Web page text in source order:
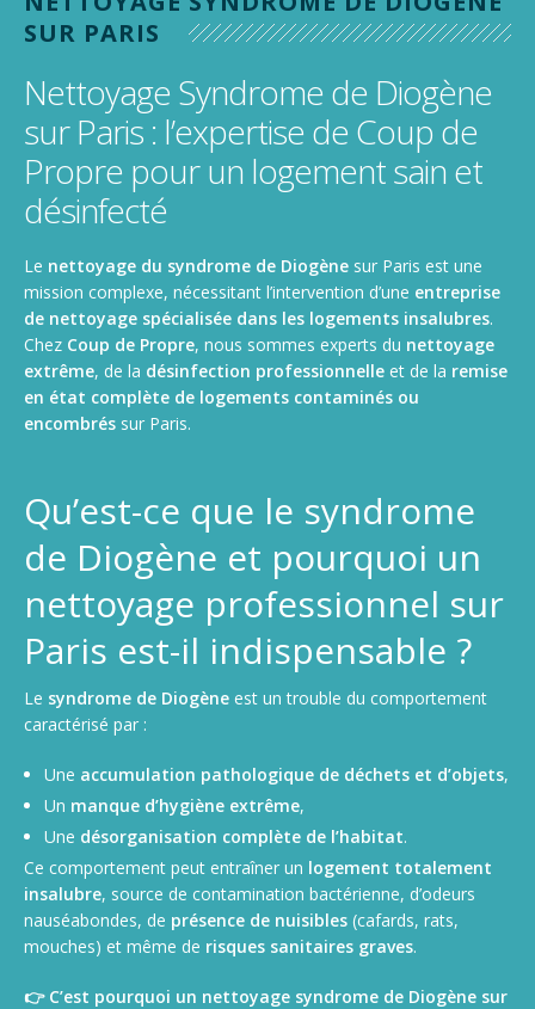
Nettoyage de camions, poids lourds et utilitaires
Nettoyage de gymnase, salle de sport, stade
SUR PARIS
Nettoyage Syndrome de Diogène
sur Paris : l’expertise de Coup de
Propre pour un logement sain et
désinfecté
Le nettoyage du syndrome de Diogène sur Paris est une
mission complexe, nécessitant l’intervention d’une entreprise
de nettoyage spécialisée dans les logements insalubres.
Chez Coup de Propre, nous sommes experts du nettoyage
extrême, de la désinfection professionnelle et de la remise
en état complète de logements contaminés ou
encombrés sur Paris.
Qu’est-ce que le syndrome
de Diogène et pourquoi un
nettoyage professionnel sur
Paris est-il indispensable ?
Le syndrome de Diogène est un trouble du comportement
caractérisé par :
Une accumulation pathologique de déchets et d’objets,
Un manque d’hygiène extrême,
Une désorganisation complète de l’habitat.
Ce comportement peut entraîner un logement totalement
insalubre, source de contamination bactérienne, d’odeurs
nauséabondes, de présence de nuisibles (cafards, rats,
mouches) et même de risques sanitaires graves.
👉 C’est pourquoi un nettoyage syndrome de Diogène sur